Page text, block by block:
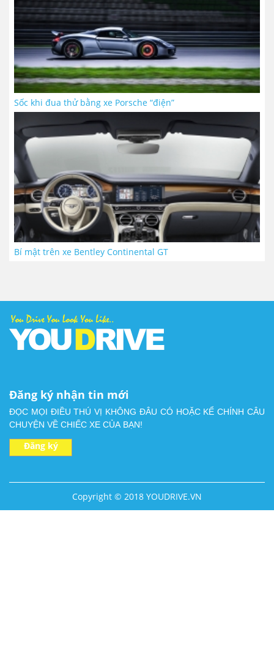
Sốc khi đua thử bằng xe Porsche “điện”
Bí mật trên xe Bentley Continental GT
Đăng ký nhận tin mới
ĐỌC MỌI ĐIỀU THÚ VỊ KHÔNG ĐÂU CÓ HOẶC KỂ CHÍNH CÂU
Đăng ký
Copyright © 2018 YOUDRIVE.VN